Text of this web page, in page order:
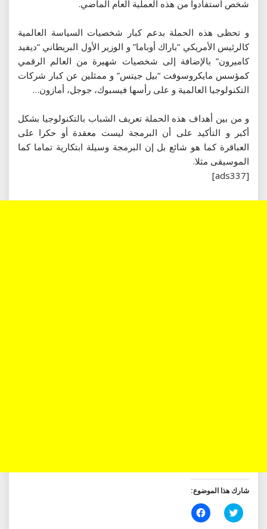
شخص استفادوا من هذه العملية العام الماضي.
و تحظى هذه الحملة بدعم كبار شخصيات السياسة العالمية
كالرئيس الأمريكي “باراك أوباما” و الوزير الأول البريطاني “ديفيد
كاميرون” بالإضافة إلى شخصيات شهيرة من العالم الرقمي
كمؤسس مايكروسوفت “بيل جيتس” و ممثلين عن كبار شركات
التكنولوجيا العالمية و على رأسها فيسبوك، جوجل، أمازون…
و من بين أهداف هذه الحملة تعريف الشباب بالتكنولوجيا بشكل
أكبر و التأكيد على أن البرمجة ليست معقدة أو حكرا على
العباقرة كما هو شائع بل إن البرمجة وسيلة ابتكارية تماما كما
الموسيقى مثلا.
[ads337]
شارك هذا الموضوع:
اضغط
للمشاركة
انقر
للمشاركة